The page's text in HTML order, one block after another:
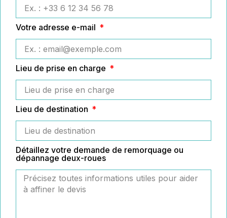
Votre adresse e-mail
Lieu de prise en charge
Lieu de destination
Détaillez votre demande de remorquage ou
dépannage deux-roues